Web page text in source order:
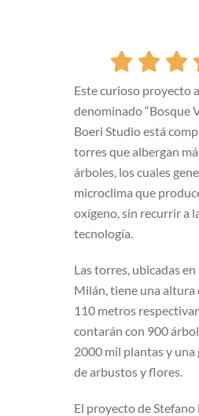
  
Este curioso proyecto
denominado “Bosque
Boeri Studio está
torres que albergan
árboles, los cuales
microclima que
oxígeno, sin recurrir a
tecnología.
Las torres, ubicadas
Milán, tiene una altura
110 metros
contarán con 900
2000 mil plantas y una
de arbustos y flores.
El proyecto de Stefano